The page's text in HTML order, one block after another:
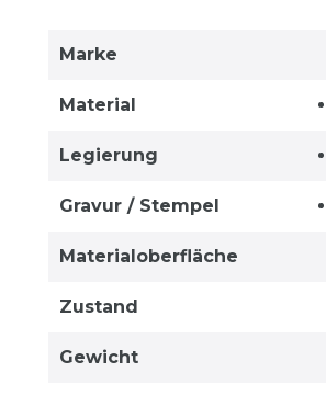
Marke
Material
Legierung
Gravur / Stempel
Materialoberfläche
Zustand
Gewicht